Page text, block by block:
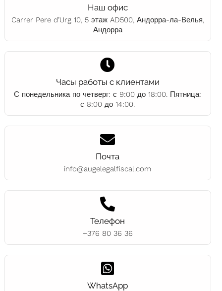
Наш офис
Carrer Pere d’Urg 10, 5 этаж AD500, Андорра-ла-Велья,
Андорра
Часы работы с клиентами
С понедельника по четверг: с 9:00 до 18:00. Пятница:
с 8:00 до 14:00.
Почта
info@augelegalfiscal.com
Телефон
+376 80 36 36
WhatsApp